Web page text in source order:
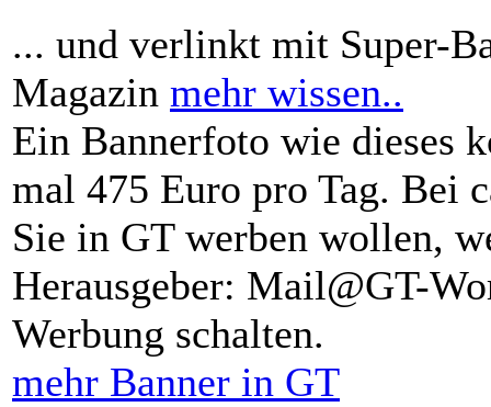
... und verlinkt mit Super-
Magazin mehr wissen..
Ein Bannerfoto wie dieses
mal 475 Euro pro Tag. Bei
Sie in GT werben wollen,
Herausgeber: Mail@GT-
Werbung schalten.
mehr Banner in GT